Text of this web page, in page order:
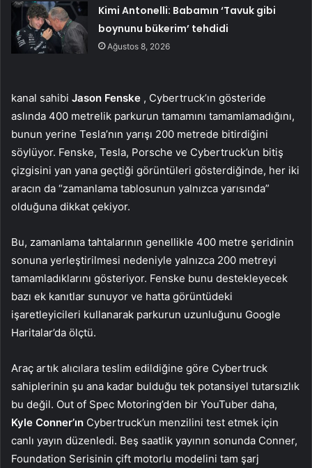
Kimi Antonelli: Babamın ‘Tavuk gibi
boynunu bükerim’ tehdidi
Ağustos 8, 2026
kanal sahibi Jason Fenske , Cybertruck’ın gösteride
aslında 400 metrelik parkurun tamamını tamamlamadığını,
bunun yerine Tesla’nın yarışı 200 metrede bitirdiğini
söylüyor. Fenske, Tesla, Porsche ve Cybertruck’un bitiş
çizgisini yan yana geçtiği görüntüleri gösterdiğinde, her iki
aracın da “zamanlama tablosunun yalnızca yarısında”
olduğuna dikkat çekiyor.
Bu, zamanlama tahtalarının genellikle 400 metre şeridinin
sonuna yerleştirilmesi nedeniyle yalnızca 200 metreyi
tamamladıklarını gösteriyor. Fenske bunu destekleyecek
bazı ek kanıtlar sunuyor ve hatta görüntüdeki
işaretleyicileri kullanarak parkurun uzunluğunu Google
Haritalar’da ölçtü.
Araç artık alıcılara teslim edildiğine göre Cybertruck
sahiplerinin şu ana kadar bulduğu tek potansiyel tutarsızlık
bu değil. Out of Spec Motoring’den bir YouTuber daha,
Kyle Conner’ın Cybertruck’un menzilini test etmek için
canlı yayın düzenledi. Beş saatlik yayının sonunda Conner,
Foundation Serisinin çift motorlu modelini tam şarj